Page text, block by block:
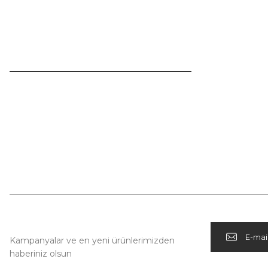
Kampanyalar ve en yeni ürünlerimizden
haberiniz olsun